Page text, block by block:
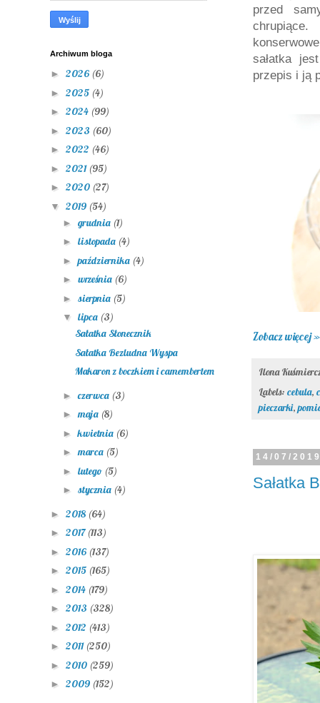
przed
sałatka
przepis i ją
Zobacz więcej »
Ilona
Labels: cebula,
pieczarki,
14/07/
Sałatka
Archiwum bloga
► 2026 (6)
► 2025 (4)
► 2024 (99)
► 2023 (60)
► 2022 (46)
► 2021 (95)
► 2020 (27)
▼ 2019 (54)
► grudnia (1)
► listopada (4)
►października (4)
► września (6)
► sierpnia (5)
▼ lipca (3)
Sałatka Słonecznik
Sałatka Bezludna Wyspa
Makaron z boczkiem i camembertem
►czerwca (3)
►maja (8)
►kwietnia (6)
►marca (5)
► lutego (5)
► stycznia (4)
► 2018 (64)
► 2017(113)
► 2016 (137)
► 2015 (165)
► 2014 (179)
► 2013 (328)
► 2012 (413)
► 2011 (250)
► 2010 (259)
► 2009 (152)